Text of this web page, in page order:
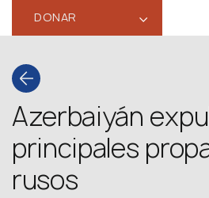
DONAR ‹
Azerbaiyán
principales
rusos